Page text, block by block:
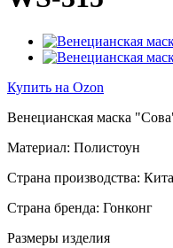
Купить на Ozon
Венецианская маска
Материал: Полистоун
Страна производства:
Страна бренда: Гонконг
Размеры изделия